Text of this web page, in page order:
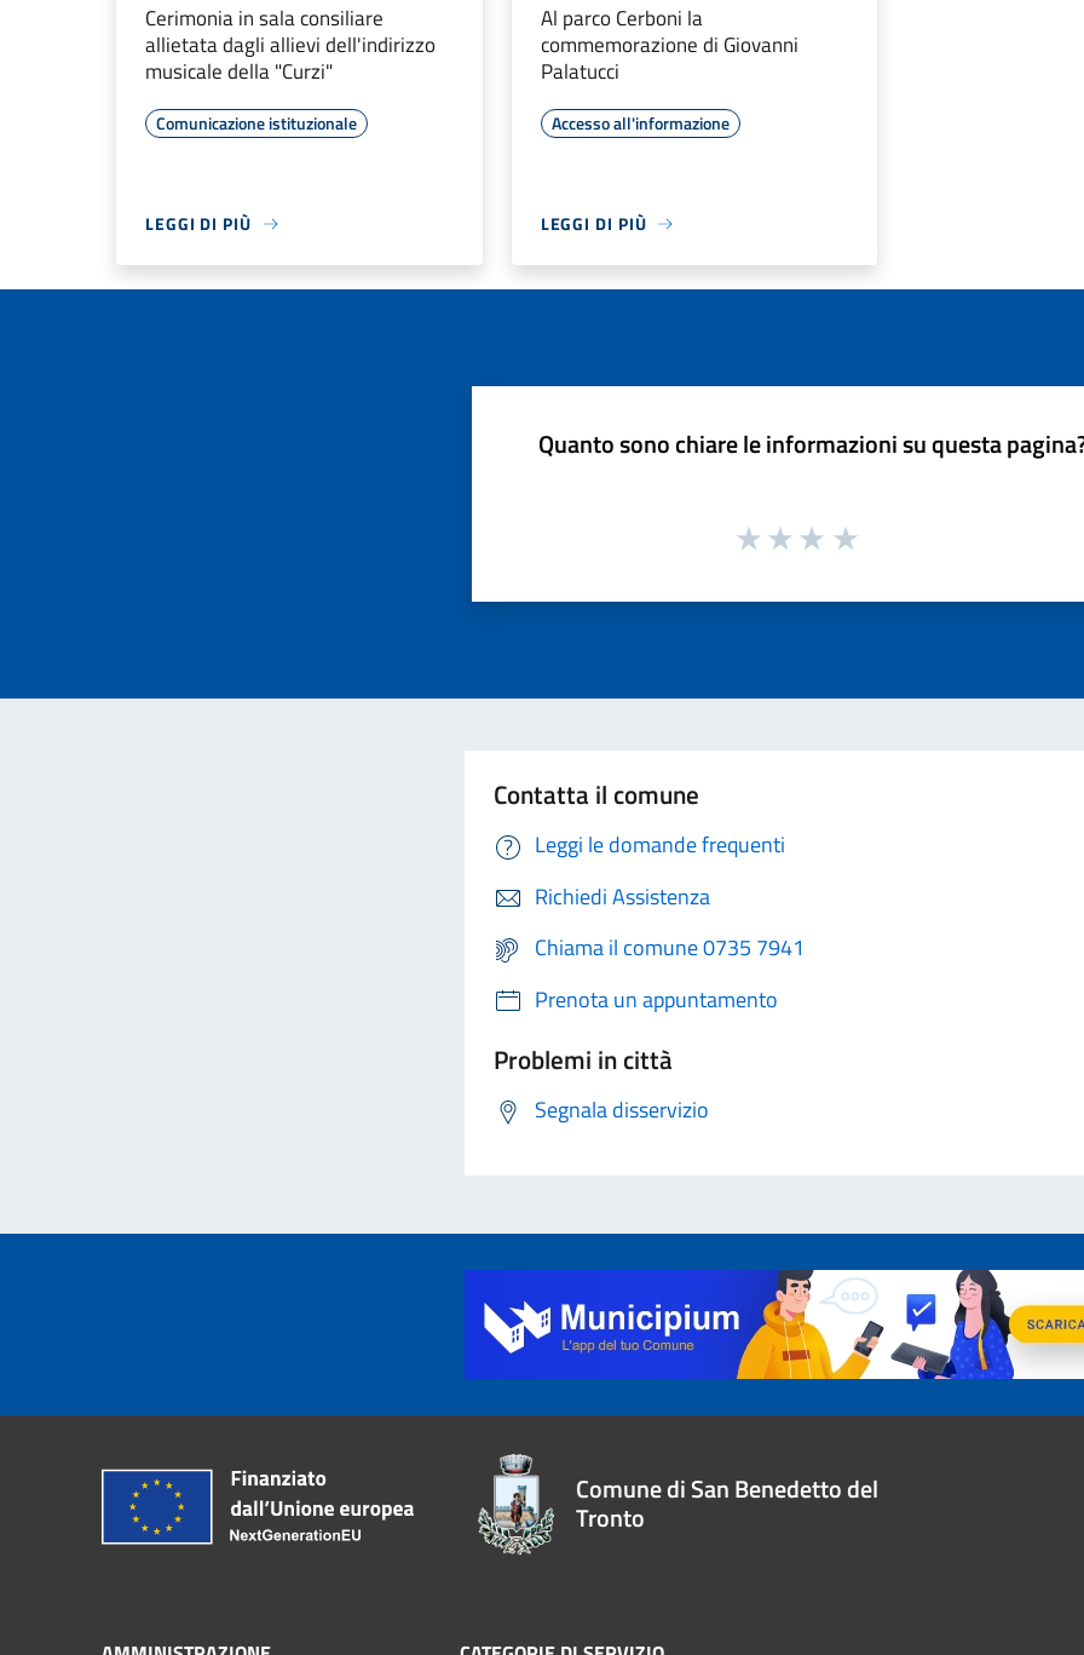
Cerimonia in sala consiliare
allietata dagli allievi dell'indirizzo
musicale della "Curzi"
Comunicazione istituzionale
LEGGI DI PIÙ
Al parco Cerboni la
commemorazione di Giovanni
Palatucci
Accesso all'informazione
LEGGI DI PIÙ
Quanto sono chiare le informazioni su questa
Contatta il comune
Leggi le domande frequenti
Richiedi Assistenza
Chiama il comune 0735 7941
Prenota un appuntamento
Problemi in città
Segnala disservizio
Comune di San Benedetto del
Tronto